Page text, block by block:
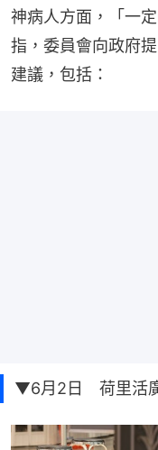
神病人方面，「一
指，委員會向政府
建議，包括：
▼6月2日 荷里活